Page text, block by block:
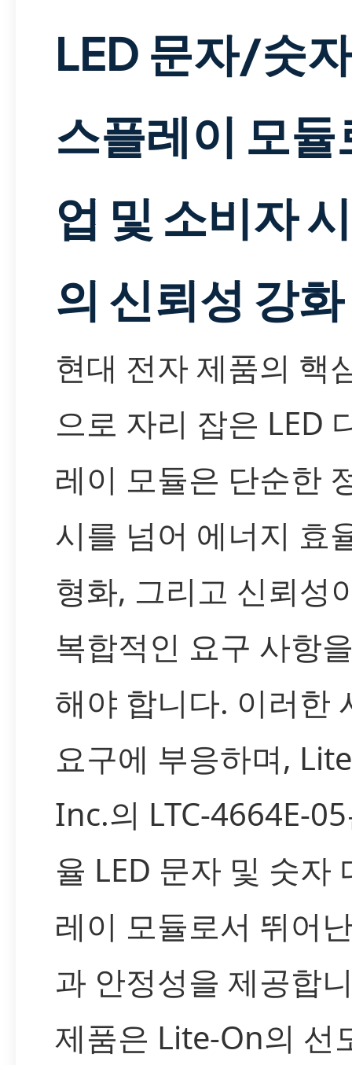
LED 문자/숫
스플레이 모듈
업 및 소비자
의 신뢰성 강화
현대 전자 제품의 핵
으로 자리 잡은 LED
레이 모듈은 단순한
시를 넘어 에너지 효
형화, 그리고 신뢰성
복합적인 요구 사항
해야 합니다. 이러한
요구에 부응하며,
Inc.의 LTC-4664E-
율 LED 문자 및 숫자
레이 모듈로서 뛰어
과 안정성을 제공합
제품은 Lite-On의 선